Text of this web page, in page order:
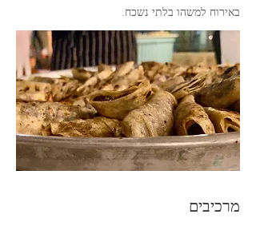
באירוח למשהו בלתי נשכח.
מרכיבים